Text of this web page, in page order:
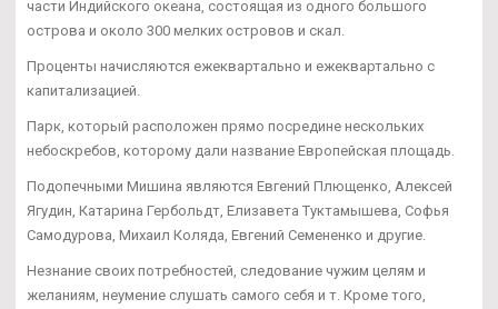
части Индийского океана, состоящая из одного большого
острова и около 300 мелких островов и скал.
Проценты начисляются ежеквартально и ежеквартально с
капитализацией.
Парк, который расположен прямо посредине нескольких
небоскребов, которому дали название Европейская площадь.
Подопечными Мишина являются Евгений Плющенко, Алексей
Ягудин, Катарина Гербольдт, Елизавета Туктамышева, Софья
Самодурова, Михаил Коляда, Евгений Семененко и другие.
Незнание своих потребностей, следование чужим целям и
желаниям, неумение слушать самого себя и т. Кроме того,